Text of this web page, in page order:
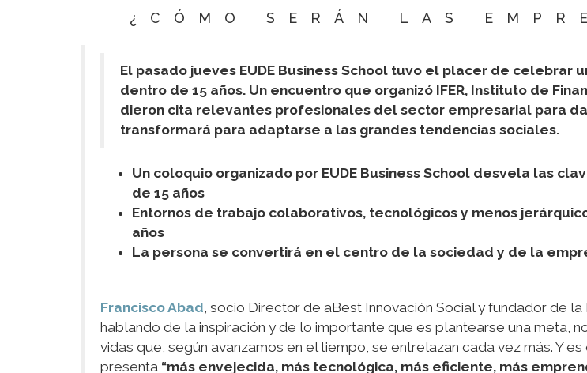
¿CÓMO SERÁN LAS
El pasado jueves EUDE Business School tuvo el placer de
dentro de 15 años. Un encuentro que organizó IFER, Instituto de
dieron cita relevantes profesionales del sector empresarial para
transformará para adaptarse a las grandes tendencias sociales.
Un coloquio organizado por EUDE Business School desvela las
de 15 años
Entornos de trabajo colaborativos, tecnológicos y menos
años
La persona se convertirá en el centro de la sociedad y de la
Francisco Abad, socio Director de aBest Innovación Social y fundador de
hablando de la inspiración y de lo importante que es plantearse una meta,
vidas que, según avanzamos en el tiempo, se entrelazan cada vez más. Y
presenta “más envejecida, más tecnológica, más eficiente, más